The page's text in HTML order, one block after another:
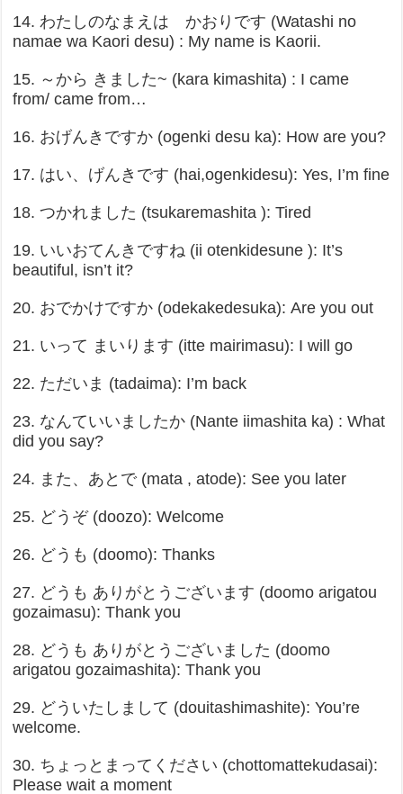
14. わたしのなまえは かおりです (Watashi no
namae wa Kaori desu) : My name is Kaorii.
15. ～から きました~ (kara kimashita) : I came
from/ came from…
16. おげんきですか (ogenki desu ka): How are you?
17. はい、げんきです (hai,ogenkidesu): Yes, I’m fine
18. つかれました (tsukaremashita ): Tired
19. いいおてんきですね (ii otenkidesune ): It’s
beautiful, isn’t it?
20. おでかけですか (odekakedesuka): Are you out
21. いって まいります (itte mairimasu): I will go
22. ただいま (tadaima): I’m back
23. なんていいましたか (Nante iimashita ka) : What
did you say?
24. また、あとで (mata , atode): See you later
25. どうぞ (doozo): Welcome
26. どうも (doomo): Thanks
27. どうも ありがとうございます (doomo arigatou
gozaimasu): Thank you
28. どうも ありがとうございました (doomo
arigatou gozaimashita): Thank you
29. どういたしまして (douitashimashite): You’re
welcome.
30. ちょっとまってください (chottomattekudasai):
Please wait a moment